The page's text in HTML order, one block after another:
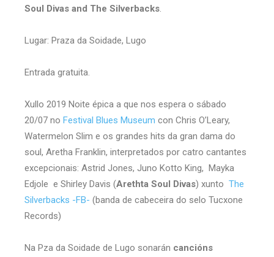
Soul Divas and The Silverbacks.
Lugar: Praza da Soidade, Lugo
Entrada gratuita.
Xullo 2019 Noite épica a que nos espera o sábado
20/07 no Festival Blues Museum con Chris O’Leary,
Watermelon Slim e os grandes hits da gran dama do
soul, Aretha Franklin, interpretados por catro cantantes
excepcionais: Astrid Jones, Juno Kotto King, Mayka
Edjole e Shirley Davis (Arethta Soul Divas) xunto The
Silverbacks -FB- (banda de cabeceira do selo Tucxone
Records)
Na Pza da Soidade de Lugo sonarán cancións